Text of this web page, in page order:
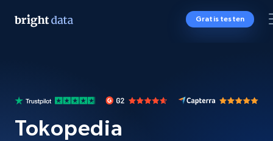
Gratis testen
Tokopedia